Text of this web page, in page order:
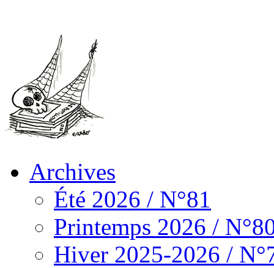
Archives
Été 2026 / N°81
Printemps 2026 /
Hiver 2025-2026 /